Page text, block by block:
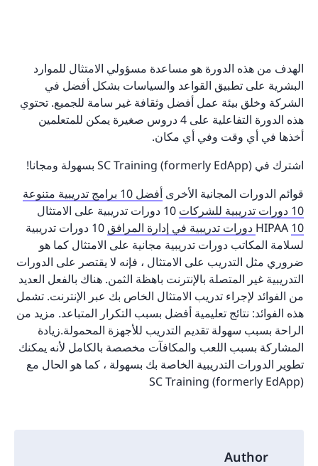
الهدف من هذه الدورة هو مساعدة مسؤولي الامتثال للموارد
البشرية على تطبيق القواعد والسياسات بشكل أفضل في
الشركة وخلق بيئة عمل أفضل وثقافة غير سامة للجميع. تحتوي
هذه الدورة التفاعلية على 4 دروس صغيرة يمكن للمتعلمين
أخذها في أي وقت وفي أي مكان.
اشترك في SC Training (formerly EdApp) بسهولة ومجانا!
قوائم الدورات المجانية الأخرى أفضل 10 برامج تدريبية متنوعة
10 دورات تدريبية للشركات
10 دورات تدريبية على الامتثال
HIPAA 10 دورات تدريبية في إدارة المرافق
10 دورات تدريبية
لسلامة المكاتب دورات تدريبية مجانية على الامتثال كما هو
ضروري مثل التدريب على الامتثال ، فإنه لا يقتصر على الدورات
التدريبية غير المتصلة بالإنترنت باهظة الثمن. هناك بالفعل العديد
من الفوائد لإجراء تدريب الامتثال الخاص بك عبر الإنترنت. تشمل
هذه الفوائد: نتائج تعليمية أفضل بسبب التكرار المتباعد. مزيد من
الراحة بسبب سهولة تقديم التدريب للأجهزة المحمولة.زيادة
المشاركة بسبب اللعب والمكافآت مخصصة بالكامل لأنه يمكنك
تطوير الدورات التدريبية الخاصة بك بسهولة ، كما هو الحال مع
SC Training (formerly EdApp)
Author